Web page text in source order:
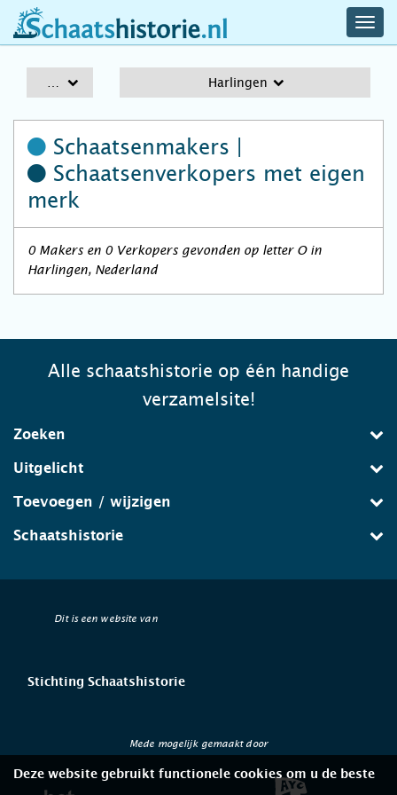
schaatshistorie.nl
Harlingen
Schaatsenmakers |
Schaatsenverkopers met eigen
merk
0 Makers en 0 Verkopers gevonden op letter O in
Harlingen, Nederland
Alle schaatshistorie op één handige
verzamelsite!
Zoeken
Uitgelicht
Toevoegen / wijzigen
Schaatshistorie
Dit is een website van
Stichting Schaatshistorie
Mede mogelijk gemaakt door
Deze website gebruikt functionele cookies om u de beste